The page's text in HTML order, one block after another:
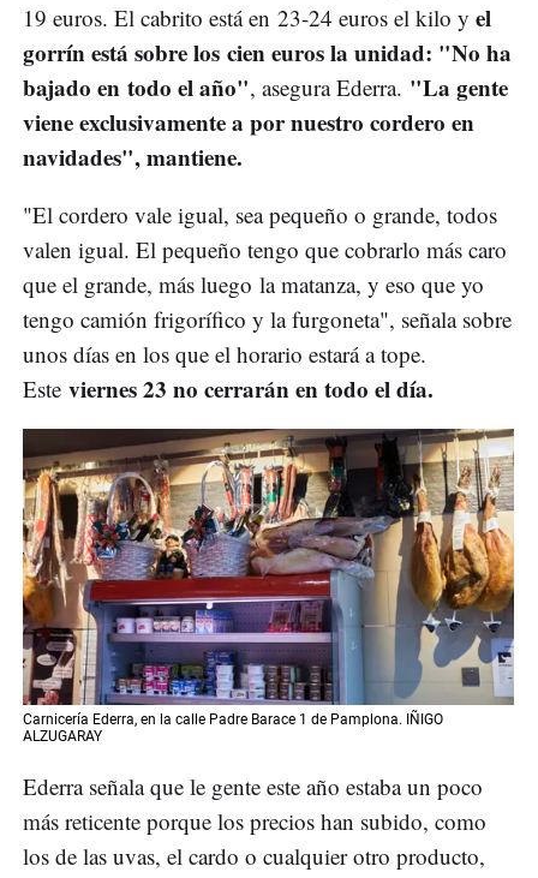
19 euros. El cabrito está en 23-24 euros el kilo y el
gorrín está sobre los cien euros la unidad: "No ha
bajado en todo el año", asegura Ederra. "La gente
viene exclusivamente a por nuestro cordero en
navidades", mantiene.
"El cordero vale igual, sea pequeño o grande, todos
valen igual. El pequeño tengo que cobrarlo más caro
que el grande, más luego la matanza, y eso que yo
tengo camión frigorífico y la furgoneta", señala sobre
unos días en los que el horario estará a tope.
Este viernes 23 no cerrarán en todo el día.
Carnicería Ederra, en la calle Padre Barace 1 de Pamplona. IÑIGO
ALZUGARAY
Ederra señala que le gente este año estaba un poco
más reticente porque los precios han subido, como
los de las uvas, el cardo o cualquier otro producto,